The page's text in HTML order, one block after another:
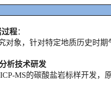
程：
对象，针对特定地质历史时
析技术研发
MS的碳酸盐岩标样开发